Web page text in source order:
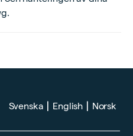
Svenska | English | Norsk